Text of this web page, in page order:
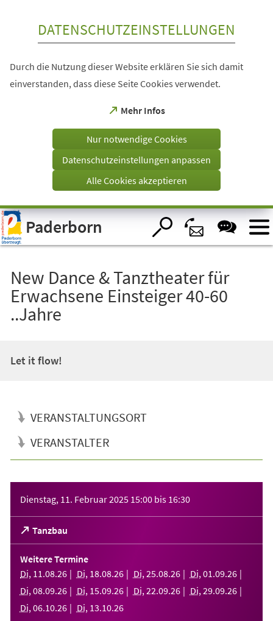
Visuelle
Assistenzsoftware
öffnen.
DATENSCHUTZEINSTELLUNGEN
Durch die Nutzung dieser Website erklären Sie sich damit
einverstanden, dass diese Seite Cookies verwendet.
Mehr Infos
(Öffnet
einem
Tab)
Nur notwendige Cookies
Datenschutzeinstellungen anpassen
Alle Cookies akzeptieren
Paderborn
New Dance & Tanztheater für
Erwachsene Einsteiger 40-60
..Jahre
Let it flow!
VERANSTALTUNGSORT
VERANSTALTER
Dienstag, 11. Februar 2025 15:00 bis 16:30
Tanzbau
(Öffnet
in
einem
neuen
Tab)
Weitere Termine
Di, 11 .08.26 Di, 18.08.26 Di, 25.08.26 Di, 01 .09.26
Di, 08.09.26 Di, 15.09.26 Di, 22.09.26 Di, 29.09.26
Di, 06.10.26 Di, 13.10.26